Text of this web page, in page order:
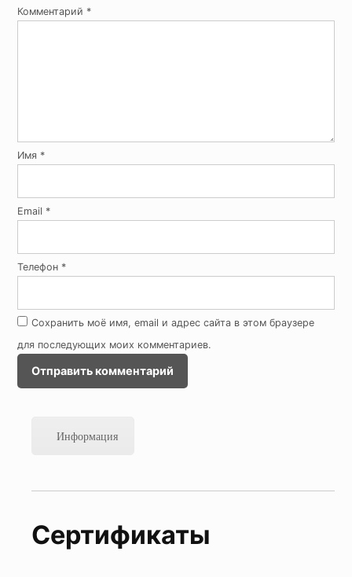
Комментарий *
Имя *
Email *
Телефон *
Сохранить моё имя, email и адрес сайта в этом браузере
для последующих моих комментариев.
Информация
Сертификаты